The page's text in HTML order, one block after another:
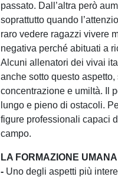
passato. Dall’altra però
soprattutto quando
raro vedere ragazzi vivere
negativa perché abituati a
Alcuni allenatori dei vivai
anche sotto questo
concentrazione e umiltà. Il
lungo e pieno di ostacoli.
figure professionali capaci
campo.
LA FORMAZIONE
- Uno degli aspetti più